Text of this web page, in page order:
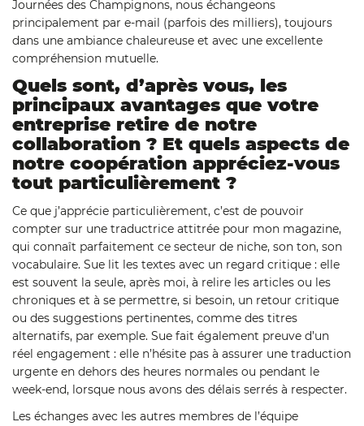
Journées des Champignons, nous échangeons
principalement par e-mail (parfois des milliers), toujours
dans une ambiance chaleureuse et avec une excellente
compréhension mutuelle.
Quels sont, d’après vous, les
principaux avantages que votre
entreprise retire de notre
collaboration ? Et quels aspects de
notre coopération appréciez-vous
tout particulièrement ?
Ce que j’apprécie particulièrement, c’est de pouvoir
compter sur une traductrice attitrée pour mon magazine,
qui connaît parfaitement ce secteur de niche, son ton, son
vocabulaire. Sue lit les textes avec un regard critique : elle
est souvent la seule, après moi, à relire les articles ou les
chroniques et à se permettre, si besoin, un retour critique
ou des suggestions pertinentes, comme des titres
alternatifs, par exemple. Sue fait également preuve d’un
réel engagement : elle n’hésite pas à assurer une traduction
urgente en dehors des heures normales ou pendant le
week-end, lorsque nous avons des délais serrés à respecter.
Les échanges avec les autres membres de l’équipe